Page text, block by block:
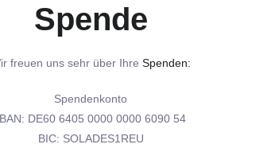
Spende
freuen uns sehr über Ihre Spenden:
Spendenkonto
DE60 6405 0000 0000 6090 54
BIC: SOLADES1REU